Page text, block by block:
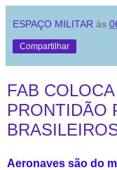
ESPAÇO MILITAR às
Compartilhar
FAB
PRONTIDÃO
Aeronaves são do